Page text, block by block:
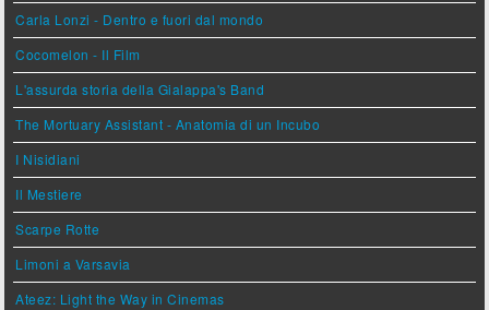
Carla Lonzi - Dentro e fuori dal mondo
Cocomelon - Il Film
L'assurda storia della Gialappa's Band
The Mortuary Assistant - Anatomia di un Incubo
I Nisidiani
Il Mestiere
Scarpe Rotte
Limoni a Varsavia
Ateez: Light the Way in Cinemas